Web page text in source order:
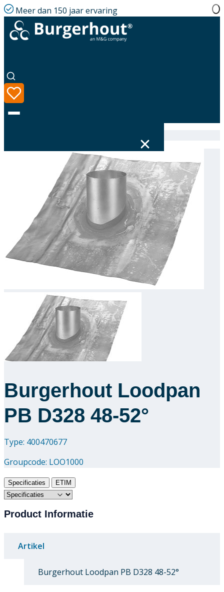
Meer dan 150 jaar ervaring
Assortiment
Oplossingen
Downloads
Academy
Over ons
Contact
Burgerhout Loodpan
PB D328 48-52°
Type: 400470677
Groupcode: LOO1000
Specificaties ETIM
Product Informatie
Artikel
Burgerhout Loodpan PB D328 48-52°